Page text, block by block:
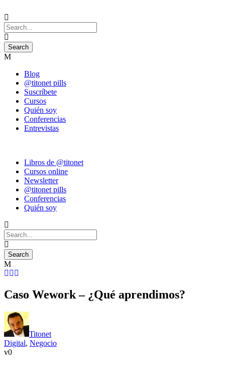
Blog
@titonet pills
Suscríbete
Cursos
Quién soy
Conferencias
Entrevistas
Libros de @titonet
Cursos online
Newsletter
@titonet pills
Conferencias
Quién soy
Caso Wework – ¿Qué aprendimos?
Titonet
Digital, Negocio
0